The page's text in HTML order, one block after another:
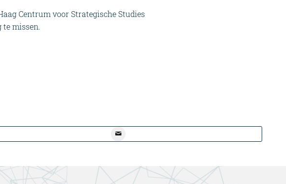
Centrum voor Strategische Studies
te missen.